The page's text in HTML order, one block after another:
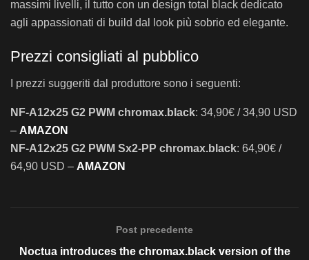
massimi livelli, il tutto con un design total black dedicato
agli appassionati di build dal look più sobrio ed elegante.
Prezzi consigliati al pubblico
I prezzi suggeriti dal produttore sono i seguenti:
NF-A12x25 G2 PWM chromax.black: 34,90€ / 34,90 USD
– AMAZON
NF-A12x25 G2 PWM Sx2-PP chromax.black: 64,90€ /
64,90 USD – AMAZON
Post precedente
Noctua introduces the chromax.black version of the